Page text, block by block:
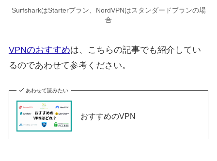
SurfsharkはStarterプラン、NordVPNはスタンダードプランの場
合
VPNのおすすめは、こちらの記事でも紹介してい
るのであわせて参考ください。
あわせて読みたい
おすすめのVPN